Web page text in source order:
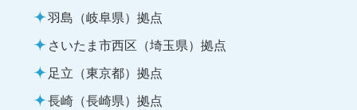
羽島（岐阜県）拠点
さいたま市西区（埼玉県）拠点
足立（東京都）拠点
長崎（長崎県）拠点